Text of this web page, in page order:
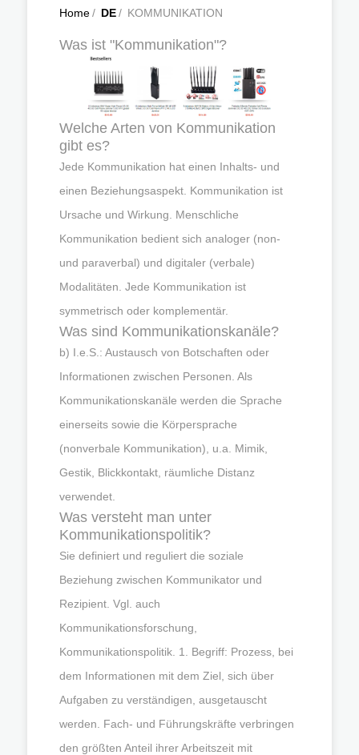
Home/ DE/ KOMMUNIKATION
Was ist "Kommunikation"?
Welche Arten von Kommunikation
gibt es?
Jede Kommunikation hat einen Inhalts- und
einen Beziehungsaspekt. Kommunikation ist
Ursache und Wirkung. Menschliche
Kommunikation bedient sich analoger (non-
und paraverbal) und digitaler (verbale)
Modalitäten. Jede Kommunikation ist
symmetrisch oder komplementär.
Was sind Kommunikationskanäle?
b) I.e.S.: Austausch von Botschaften oder
Informationen zwischen Personen. Als
Kommunikationskanäle werden die Sprache
einerseits sowie die Körpersprache
(nonverbale Kommunikation), u.a. Mimik,
Gestik, Blickkontakt, räumliche Distanz
verwendet.
Was versteht man unter
Kommunikationspolitik?
Sie definiert und reguliert die soziale
Beziehung zwischen Kommunikator und
Rezipient. Vgl. auch
Kommunikationsforschung,
Kommunikationspolitik. 1. Begriff: Prozess, bei
dem Informationen mit dem Ziel, sich über
Aufgaben zu verständigen, ausgetauscht
werden. Fach- und Führungskräfte verbringen
den größten Anteil ihrer Arbeitszeit mit